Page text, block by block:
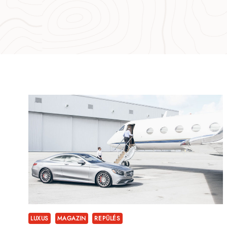
LUXUS MAGAZIN REPÜLÉS